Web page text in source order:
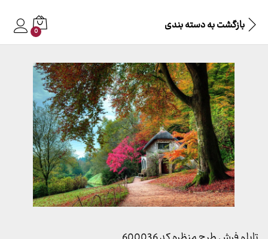
بازگشت بهدسته بندی 0